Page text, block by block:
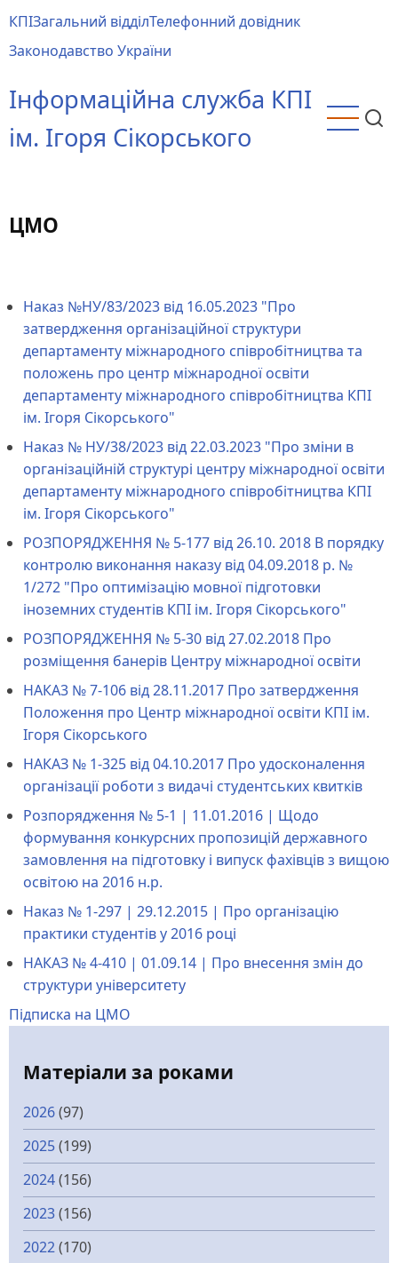
до
основного
КПІЗагальний відділТелефонний довідник
Законодавство України
Інформаційна служба КПІ
ім. Ігоря Сікорського
ЦМО
Наказ №НУ/83/2023 від 16.05.2023 "Про
затвердження організаційної структури
департаменту міжнародного співробітництва та
положень про центр міжнародної освіти
департаменту міжнародного співробітництва КПІ
ім. Ігоря Сікорського"
Наказ № НУ/38/2023 від 22.03.2023 "Про зміни в
організаційній структурі центру міжнародної освіти
департаменту міжнародного співробітництва КПІ
ім. Ігоря Сікорського"
РОЗПОРЯДЖЕННЯ № 5-177 від 26.10. 2018 В порядку
контролю виконання наказу від 04.09.2018 р. №
1/272 "Про оптимізацію мовної підготовки
іноземних студентів КПІ ім. Ігоря Сікорського"
РОЗПОРЯДЖЕННЯ № 5-30 від 27.02.2018 Про
розміщення банерів Центру міжнародної освіти
НАКА3 № 7-106 від 28.11.2017 Про затвердження
Положення про Центр міжнародної освіти КПІ ім.
Ігоря Сікорського
НАКАЗ № 1-325 від 04.10.2017 Про удосконалення
організації роботи з видачі студентських квитків
Розпорядження № 5-1 | 11.01.2016 | Щодо
формування конкурсних пропозицій державного
замовлення на підготовку і випуск фахівців з вищою
освітою на 2016 н.р.
Наказ № 1-297 | 29.12.2015 | Про організацію
практики студентів у 2016 році
НАКАЗ № 4-410 | 01.09.14 | Про внесення змін до
структури університету
Підписка на ЦМО
Матеріали за роками
2026(97)
2025(199)
2024(156)
2023(156)
2022(170)